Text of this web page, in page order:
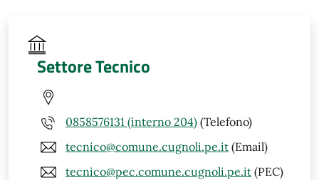
Settore Tecnico
0858576131 (interno 204) (Telefono)
tecnico@comune.cugnoli.pe.it (Email)
tecnico@pec.comune.cugnoli.pe.it (PEC)